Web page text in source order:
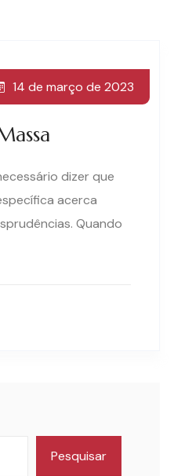
14 de março de 2023
dizer que
acerca
Quando
Pesquisar